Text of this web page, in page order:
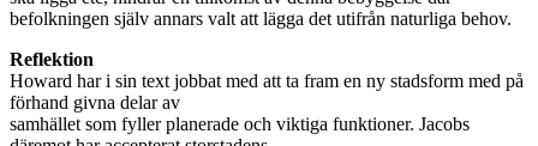
befolkningen själv annars valt att lägga det utifrån naturliga behov.
Reflektion
Howard har i sin text jobbat med att ta fram en ny stadsform med på
förhand givna delar av
samhället som fyller planerade och viktiga funktioner. Jacobs